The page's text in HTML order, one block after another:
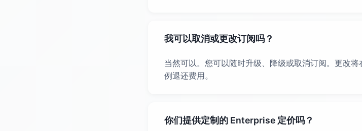
我可以取消或更改订阅吗？
当然可以。您可以随时升级、降级或取消订阅。更改
例退还费用。
你们提供定制的 Enterprise 定价吗？